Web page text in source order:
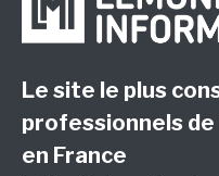
Le site le plus
professionnels de
en France